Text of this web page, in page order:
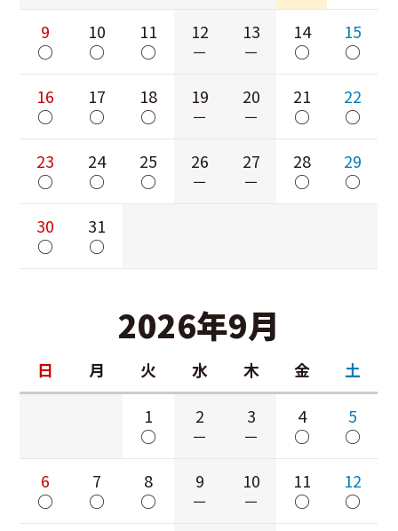
9
○
10
○
11
○
12
－
13
－
14
○
15
○
16
○
17
○
18
○
19
－
20
－
21
○
22
○
23
○
24
○
25
○
26
－
27
－
28
○
29
○
30
○
31
○
2026年9月
日 月 火 水 木 金
土
1
○
2
－
3
－
4
○
5
○
6
○
7
○
8
○
9
－
10
－
11
○
12
○